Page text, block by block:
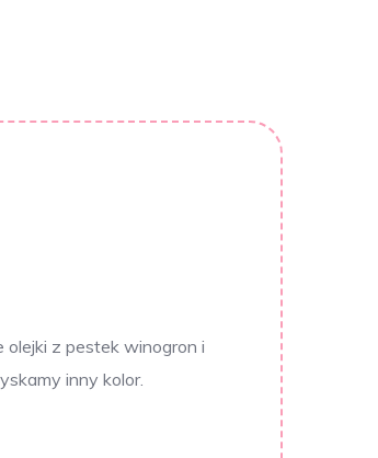
z pestek winogron i
inny kolor.